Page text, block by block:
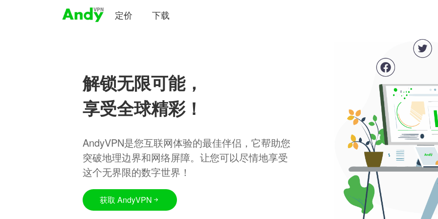
定价 下载
解锁无限可能，
享受全球精彩！
AndyVPN是您互联网体验的最佳伴侣，它帮助您
突破地理边界和网络屏障。让您可以尽情地享受
这个无界限的数字世界！
获取 AndyVPN